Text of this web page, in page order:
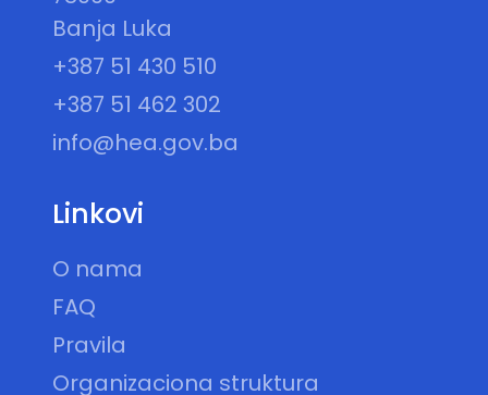
Banja Luka
+387 51 430 510
+387 51 462 302
info@hea.gov.ba
Linkovi
O nama
FAQ
Pravila
Organizaciona struktura